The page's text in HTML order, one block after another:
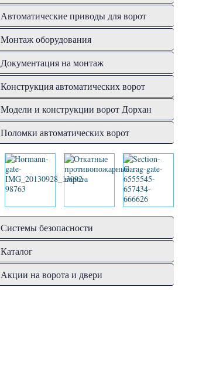
Автоматические приводы для ворот
Монтаж оборудования
Документация на монтаж
Конструкция автоматических ворот
Модели и конструкции ворот Дорхан
Поломки автоматических ворот
Системы безопасности
Каталог
Акции на ворота и двери